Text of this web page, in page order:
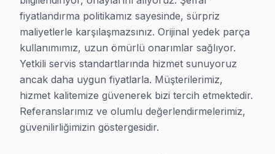
· Avcılar TV Servis
· Bağcılar TV Servis
fiyatlandırma politikamız sayesinde, sürpriz
maliyetlerle karşılaşmazsınız. Orijinal yedek parça
kullanımımız, uzun ömürlü onarımlar sağlıyor.
Yetkili servis standartlarında hizmet sunuyoruz
ancak daha uygun fiyatlarla. Müşterilerimiz,
hizmet kalitemize güvenerek bizi tercih etmektedir.
Referanslarımız ve olumlu değerlendirmelerimiz,
güvenilirliğimizin göstergesidir.